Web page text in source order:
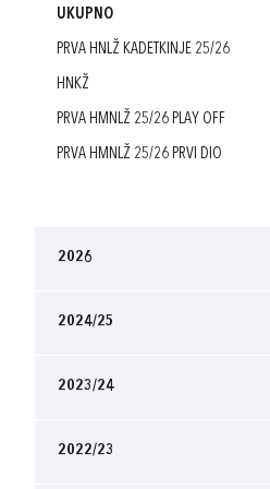
UKUPNO
PRVA HNLŽ KADETKINJE 25/26
HNKŽ
PRVA HMNLŽ 25/26 PLAY OFF
PRVA HMNLŽ 25/26 PRVI DIO
2026
2024/25
2023/24
2022/23